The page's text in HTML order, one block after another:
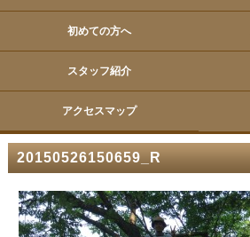
初めての方へ
スタッフ紹介
アクセスマップ
20150526150659_R